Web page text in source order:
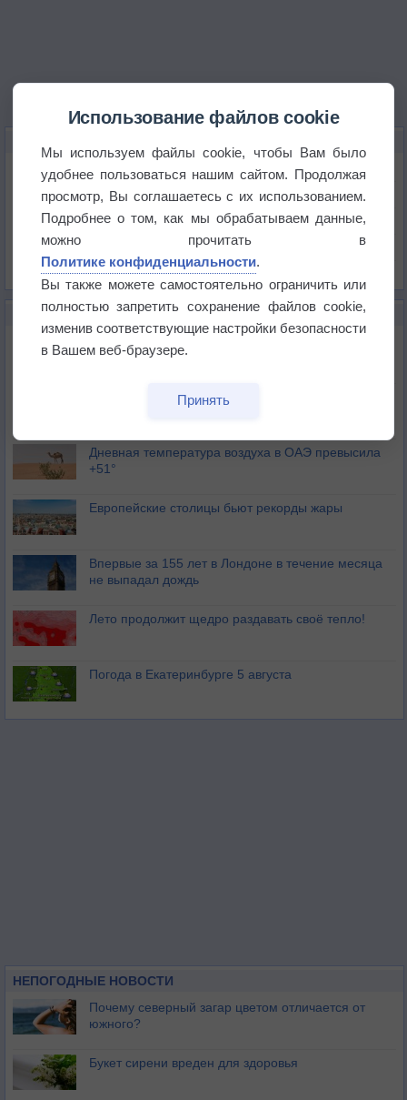
Температура
Давление
Осадки
Облачность
Список всех карт
НОВОЕ О ПОГОДЕ
Июль в России стал самым тёплым за всю
историю
В Центральной России наступают самые жаркие
Дневная температура воздуха в ОАЭ превысила
+51°
Европейские столицы бьют рекорды жары
Впервые за 155 лет в Лондоне в течение месяца
не выпадал дождь
Лето продолжит щедро раздавать своё тепло!
Погода в Екатеринбурге 5 августа
НЕПОГОДНЫЕ НОВОСТИ
Почему северный загар цветом отличается от
южного?
Букет сирени вреден для здоровья
Использование файлов cookie
Мы используем файлы cookie, чтобы Вам было
удобнее пользоваться нашим сайтом. Продолжая
просмотр, Вы соглашаетесь с их использованием.
Подробнее о том, как мы обрабатываем данные,
можно прочитать в
Политике конфиденциальности.
Вы также можете самостоятельно ограничить или
полностью запретить сохранение файлов cookie,
изменив соответствующие настройки безопасности
в Вашем веб-браузере.
Принять